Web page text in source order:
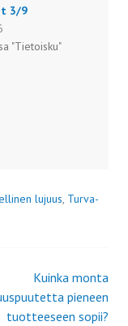
3/9
"Tietoisku"
lujuus, Turva-
Kuinka monta
pieneen
tuotteeseen sopii?